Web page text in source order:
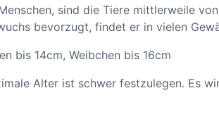
e
r
i
g
sind die Tiere mittlerweile
bevorzugt, findet er in vielen
bis 16cm
festzulegen. Es wird